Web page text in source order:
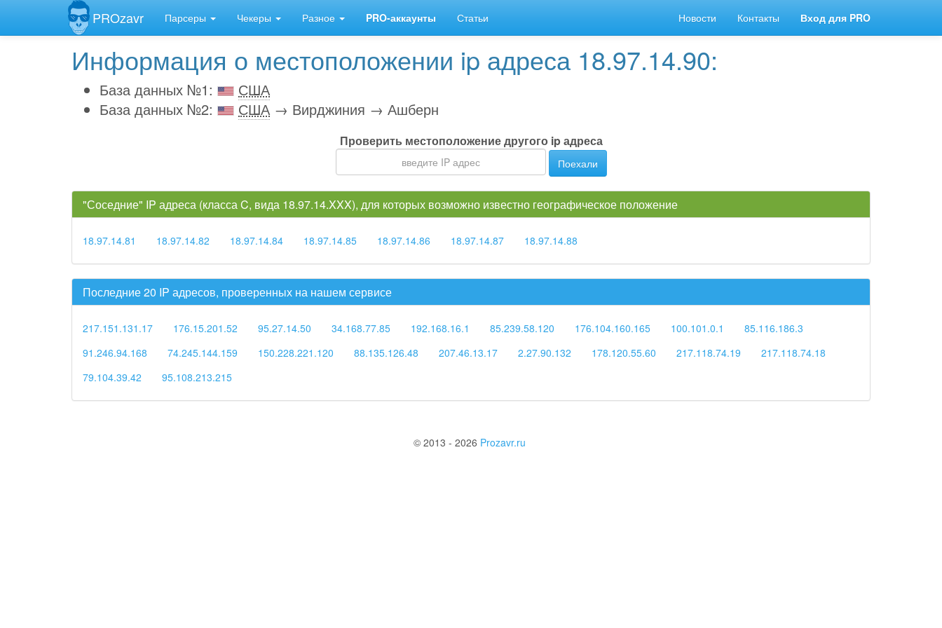
PROzavr Парсеры Чекеры Разное PRO-аккаунты Статьи Новости Контакты Вход для PRO
Информация о местоположении ip адреса 18.97.14.90:
База данных №1:
США
База данных №2:
США → Вирджиния → Ашберн
Проверить местоположение другого ip адреса
Поехали
"Соседние" IP адреса (класса C, вида 18.97.14.XXX), для которых возможно известно географическое положение
18.97.14.81 18.97.14.82 18.97.14.84 18.97.14.85 18.97.14.86 18.97.14.87 18.97.14.88
Последние 20 IP адресов, проверенных на нашем сервисе
217.151.131.17 176.15.201.52 95.27.14.50 34.168.77.85 192.168.16.1 85.239.58.120 176.104.160.165 100.101.0.1
85.116.186.3
91.246.94.168
74.245.144.159 150.228.221.120 88.135.126.48 207.46.13.17 2.27.90.132 178.120.55.60 217.118.74.19
217.118.74.18
79.104.39.42
95.108.213.215
© 2013 - 2026 Prozavr.ru